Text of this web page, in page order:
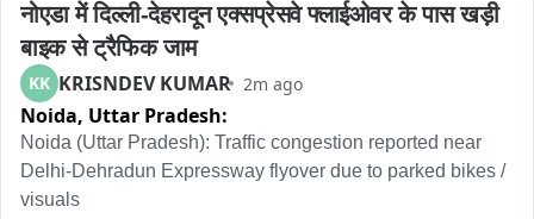
नोएडा में दिल्ली-देहरादून एक्सप्रेसवे फ्लाईओवर के पास खड़ी
बाइक से ट्रैफिक जाम
KK KRISNDEV KUMAR 2m ago
Noida, Uttar Pradesh:
Noida (Uttar Pradesh): Traffic congestion reported near
Delhi-Dehradun Expressway flyover due to parked bikes /
visuals